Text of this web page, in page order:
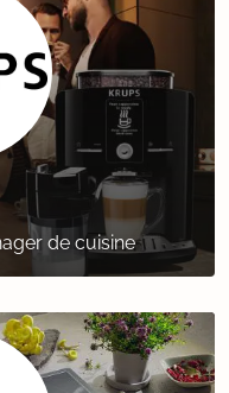
de cuisine